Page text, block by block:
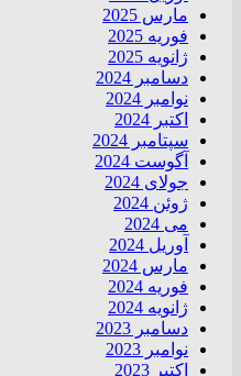
مارس 2025
فوریه 2025
ژانویه 2025
دسامبر 2024
نوامبر 2024
اکتبر 2024
سپتامبر 2024
آگوست 2024
جولای 2024
ژوئن 2024
می 2024
آوریل 2024
مارس 2024
فوریه 2024
ژانویه 2024
دسامبر 2023
نوامبر 2023
اکتبر 2023